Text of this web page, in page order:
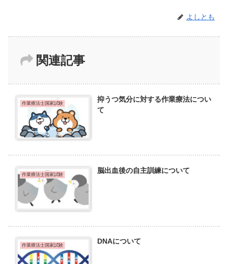
よしとも
関連記事
作業療法士国家試験
抑うつ気分に対する作業療法につい
て
作業療法士国家試験 脳出血後の自主訓練について
作業療法士国家試験 DNAについて